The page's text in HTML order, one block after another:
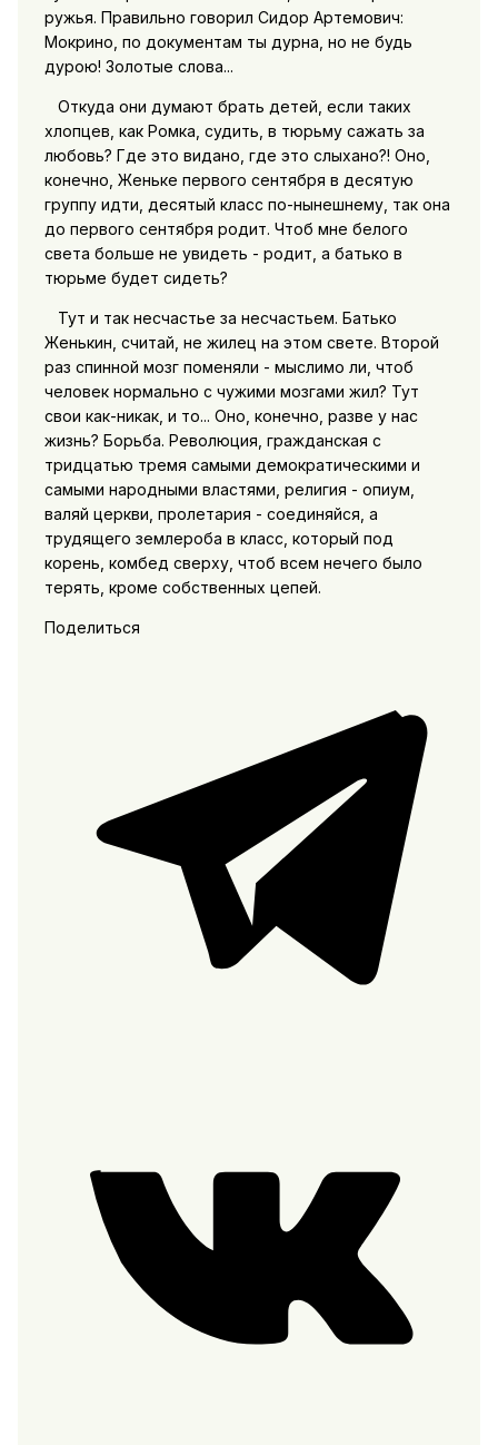
ружья. Правильно говорил Сидор Артемович:
Мокрино, по документам ты дурна, но не будь
дурою! Золотые слова...
Откуда они думают брать детей, если таких
хлопцев, как Ромка, судить, в тюрьму сажать за
любовь? Где это видано, где это слыхано?! Оно,
конечно, Женьке первого сентября в десятую
группу идти, десятый класс по-нынешнему, так она
до первого сентября родит. Чтоб мне белого
света больше не увидеть - родит, а батько в
тюрьме будет сидеть?
Тут и так несчастье за несчастьем. Батько
Женькин, считай, не жилец на этом свете. Второй
раз спинной мозг поменяли - мыслимо ли, чтоб
человек нормально с чужими мозгами жил? Тут
свои как-никак, и то... Оно, конечно, разве у нас
жизнь? Борьба. Революция, гражданская с
тридцатью тремя самыми демократическими и
самыми народными властями, религия - опиум,
валяй церкви, пролетария - соединяйся, а
трудящего землероба в класс, который под
корень, комбед сверху, чтоб всем нечего было
терять, кроме собственных цепей.
Поделиться